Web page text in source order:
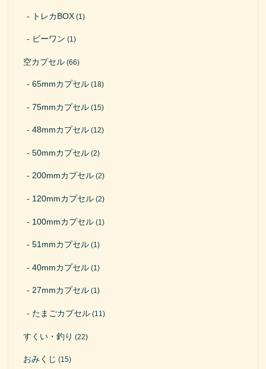
トレカBOX (1)
ビーワン (1)
空カプセル (66)
65mmカプセル (18)
75mmカプセル (15)
48mmカプセル (12)
50mmカプセル (2)
200mmカプセル (2)
120mmカプセル (2)
100mmカプセル (1)
51mmカプセル (1)
40mmカプセル (1)
27mmカプセル (1)
たまごカプセル (11)
すくい・釣り (22)
おみくじ (15)